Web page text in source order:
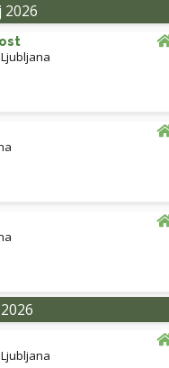
2026
Ljubljana
Ljubljana